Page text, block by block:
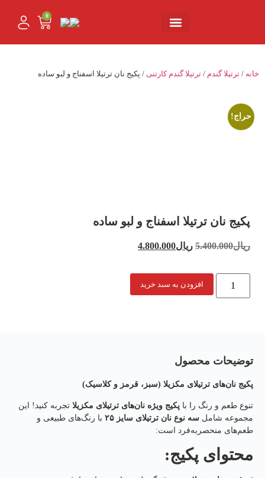
0
خانه / ترتیلا گندم / ترتیلا گندم کارتنی / پکیج نان ترتیلا اسفناج و لبو ساده
حراج!
پکیج نان ترتیلا اسفناج و لبو ساده
ریال5.400.000 ریال4.800.000
افزودن به سبد خرید
توضیحات محصول
پکیج نان‌های ترتیلای مکزیلا (سبز، قرمز و کلاسیک)
تنوع طعم و رنگ را با پکیج ویژه نان‌های ترتیلای مکزیلا تجربه کنید! این
مجموعه شامل سه نوع نان ترتیلای سایز ۲۵
با رنگ‌های طبیعی و
طعم‌های منحصربه‌فرد است:
محتوای پکیج: